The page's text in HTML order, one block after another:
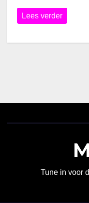
Lees verder
Tune in voor